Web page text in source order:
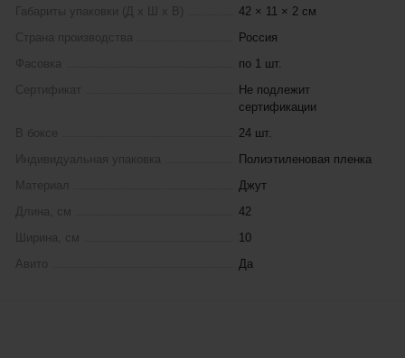
Габариты упаковки (Д х Ш х В)
42 × 11 × 2 см
Страна производства
Россия
Фасовка
по 1 шт.
Сертификат
Не подлежит
сертификации
В боксе
24 шт.
Индивидуальная упаковка
Полиэтиленовая пленка
Материал
Джут
Длина, см
42
Ширина, см
10
Авито
Да